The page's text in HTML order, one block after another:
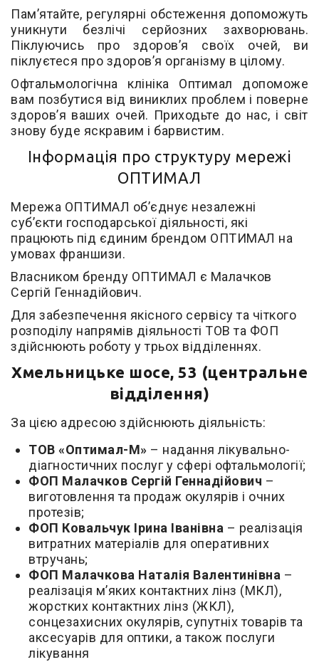
Пам’ятайте, регулярні обстеження допоможуть
уникнути безлічі серйозних захворювань.
Піклуючись про здоров’я своїх очей, ви
піклуєтеся про здоров’я організму в цілому.
Офтальмологічна клініка Оптимал допоможе
вам позбутися від виниклих проблем і поверне
здоров’я ваших очей. Приходьте до нас, і світ
знову буде яскравим і барвистим.
Інформація про структуру мережі
ОПТИМАЛ
Мережа ОПТИМАЛ об’єднує незалежні
суб’єкти господарської діяльності, які
працюють під єдиним брендом ОПТИМАЛ на
умовах франшизи.
Власником бренду ОПТИМАЛ є Малачков
Сергій Геннадійович.
Для забезпечення якісного сервісу та чіткого
розподілу напрямів діяльності ТОВ та ФОП
здійснюють роботу у трьох відділеннях.
Хмельницьке шосе, 53 (центральне
відділення)
За цією адресою здійснюють діяльність:
ТОВ «Оптимал-М» – надання лікувально-
діагностичних послуг у сфері офтальмології;
ФОП Малачков Сергій Геннадійович –
виготовлення та продаж окулярів і очних
протезів;
ФОП Ковальчук Ірина Іванівна – реалізація
витратних матеріалів для оперативних
втручань;
ФОП Малачкова Наталія Валентинівна –
реалізація м’яких контактних лінз (МКЛ),
жорстких контактних лінз (ЖКЛ),
сонцезахисних окулярів, супутніх товарів та
аксесуарів для оптики, а також послуги
лікування